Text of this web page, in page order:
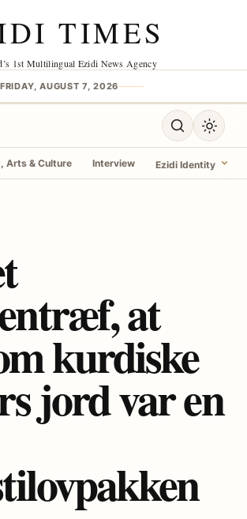
TIMES
1st Multilingual Ezidi News Agency
FRIDAY, AUGUST 7, 2026
Open search
Toggle
Arts & Culture Interview Ezidi Identity
at
kurdiske
jord var en